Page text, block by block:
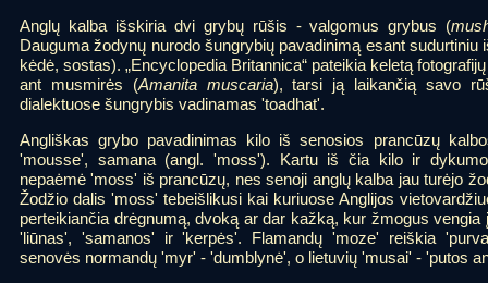
Anglų kalba išskiria dvi grybų rūšis - valgomus grybus (
Dauguma žodynų nurodo šungrybių pavadinimą esant
kėdė, sostas). „Encyclopedia Britannica“ pateikia keletą
ant musmirės (Amanita muscaria), tarsi ją laikančią savo
dialektuose šungrybis vadinamas 'toadhat'.
Angliškas grybo pavadinimas kilo iš senosios prancūzų
'mousse', samana (angl. 'moss'). Kartu iš čia kilo ir
nepaėmė 'moss' iš prancūzų, nes senoji anglų kalba jau turėjo
Žodžio dalis 'moss' tebeišlikusi kai kuriuose Anglijos
perteikiančia drėgnumą, dvoką ar dar kažką, kur žmogus
'liūnas', 'samanos' ir 'kerpės'. Flamandų 'moze' reiškia
senovės normandų 'myr' - 'dumblynė', o lietuvių 'musai' - 'putos